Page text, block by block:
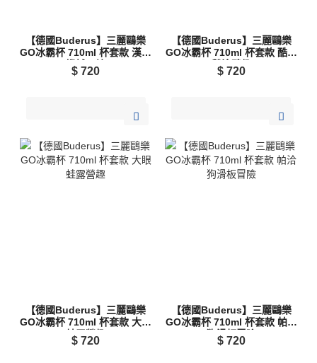
【德國Buderus】三麗鷗樂
GO冰霸杯 710ml 杯套款 漢頓
機械工坊
$720
【德國Buderus】三麗鷗樂
GO冰霸杯 710ml 杯套款 酷企
鵝塗鴉趣
$ 720
【德國Buderus】三麗鷗樂
GO冰霸杯 710ml 杯套款 大眼
蛙露營趣
$720
【德國Buderus】三麗鷗樂
GO冰霸杯 710ml 杯套款 帕洽
狗滑板冒險
$ 720